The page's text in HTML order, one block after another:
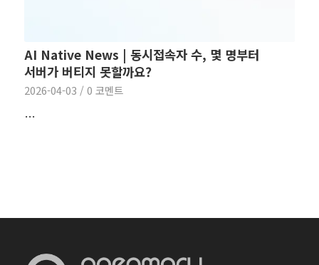
AI Native News | 동시접속자 수, 몇 명부터
서버가 버티지 못할까요?
2026-04-03 / 0 코멘트
…